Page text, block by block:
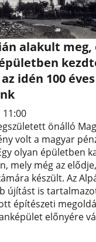
alakult meg,
idén 100
11:00
önálló
volt a magyar
olyan épületben
mely még az
készült. Az
újítást is
építészeti
előnyére